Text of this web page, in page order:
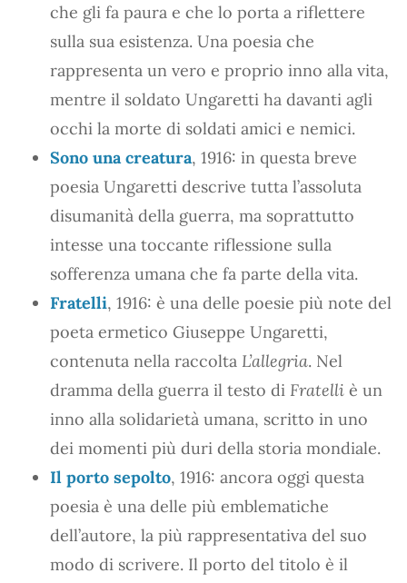
che gli fa paura e che lo porta a riflettere
sulla sua esistenza. Una poesia che
rappresenta un vero e proprio inno alla vita,
mentre il soldato Ungaretti ha davanti agli
occhi la morte di soldati amici e nemici.
Sono una creatura, 1916: in questa breve
poesia Ungaretti descrive tutta l’assoluta
disumanità della guerra, ma soprattutto
intesse una toccante riflessione sulla
sofferenza umana che fa parte della vita.
Fratelli, 1916: è una delle poesie più note del
poeta ermetico Giuseppe Ungaretti,
contenuta nella raccolta L’allegria. Nel
dramma della guerra il testo di Fratelli è un
inno alla solidarietà umana, scritto in uno
dei momenti più duri della storia mondiale.
Il porto sepolto, 1916: ancora oggi questa
poesia è una delle più emblematiche
dell’autore, la più rappresentativa del suo
modo di scrivere. Il porto del titolo è il